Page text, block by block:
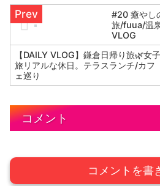
#20 癒やし
旅/fuua/温
VLOG
【DAILY VLOG】鎌倉日帰り旅🌿女子
旅リアルな休日。テラスランチ/カフ
ェ巡り
コメント
コメントを書